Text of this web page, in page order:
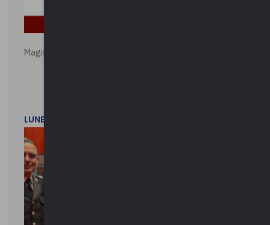
Magistratura e Costituzione. Le ragioni del SÌ e del NO
LUNEDì 1 DICEMBRE 2025